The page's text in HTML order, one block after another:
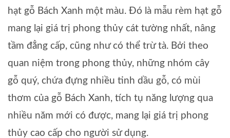
hạt gỗ Bách Xanh một màu. Đó là mẫu rèm hạt gỗ
mang lại giá trị phong thủy cát tường nhất, nâng
tầm đẳng cấp, cũng như có thể trừ tà. Bởi theo
quan niệm trong phong thủy, những nhóm cây
gỗ quý, chứa đựng nhiều tinh dầu gỗ, có mùi
thơm của gỗ Bách Xanh, tích tụ năng lượng qua
nhiều năm mới có được, mang lại giá trị phong
thủy cao cấp cho người sử dụng.